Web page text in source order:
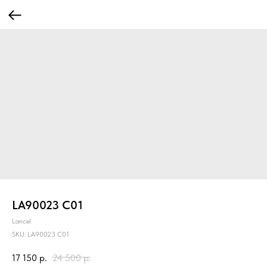
LA90023 C01
Lancel
SKU: LA90023 C01
17 150 р. 24 500 р.